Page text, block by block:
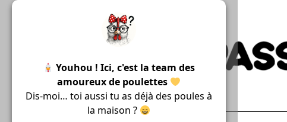
Youhou ! Ici, c'est la team des
amoureux de poulettes
Dis-moi… toi aussi tu as déjà des poules à
la maison ?
Skip